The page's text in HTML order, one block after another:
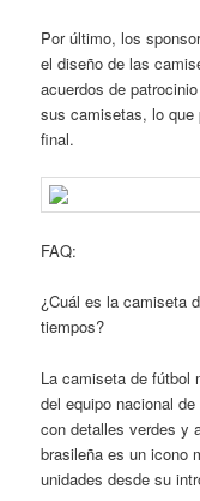
Por último, los
el diseño de las
acuerdos de
sus camisetas, lo que
final.
FAQ:
¿Cuál es la camiseta
tiempos?
La camiseta de fútbol
del equipo nacional
con detalles verdes y
brasileña es un icono
unidades desde su